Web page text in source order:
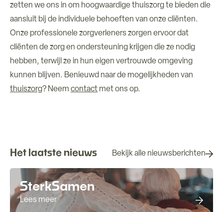
zetten we ons in om hoogwaardige thuiszorg te bieden die
aansluit bij de individuele behoeften van onze cliënten.
Onze professionele zorgverleners zorgen ervoor dat
cliënten de zorg en ondersteuning krijgen die ze nodig
hebben, terwijl ze in hun eigen vertrouwde omgeving
kunnen blijven. Benieuwd naar de mogelijkheden van
thuiszorg? Neem contact met ons op.
Het laatste nieuws Bekijk alle nieuwsberichten
SterkSamen
Lees meer